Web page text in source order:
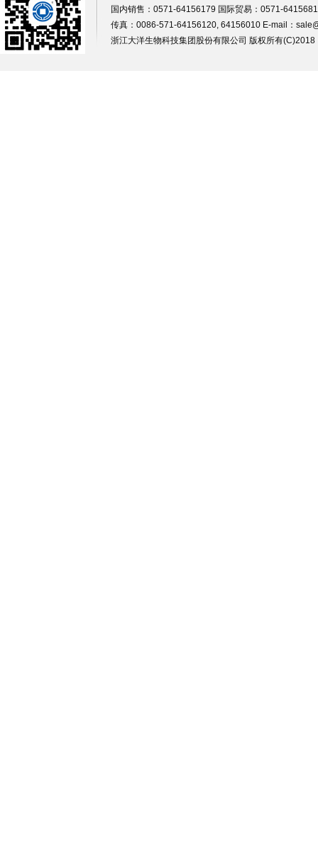
国内销售：0571-64156179 国际贸易：0571-
传真：0086-571-64156120, 64156010 E-mail：
浙江大洋生物科技集团股份有限公司 版权所有